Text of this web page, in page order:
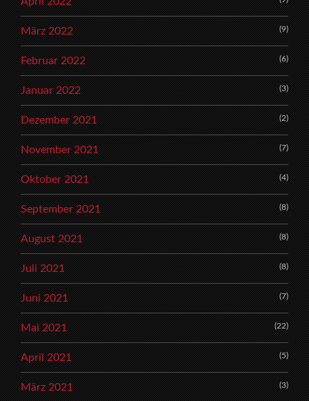
März 2022 (9)
Februar 2022 (6)
Januar 2022 (3)
Dezember 2021 (2)
November 2021 (7)
Oktober 2021 (4)
September 2021 (8)
August 2021 (8)
Juli 2021 (8)
Juni 2021 (7)
Mai 2021 (22)
April 2021 (5)
März 2021 (3)